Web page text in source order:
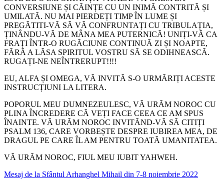
CONVERSIUNE ȘI CĂINȚE CU UN INIMĂ CONTRITĂ ȘI
UMILATĂ. NU MAI PIERDEȚI TIMP ÎN LUME ȘI
PREGĂTITI-VĂ SĂ VĂ CONFRUNTAȚI CU TRIBULAȚIA,
ȚINÂNDU-VĂ DE MÂNA MEA PUTERNICĂ! UNIȚI-VĂ CA
FRAȚI ÎNTR-O RUGĂCIUNE CONTINUĂ ZI ȘI NOAPTE,
FĂRĂ A LĂSA SPIRITUL VOSTRU SĂ SE ODIHNEASCĂ.
RUGAȚI-NE NEÎNTRERUPT!!!!
EU, ALFA ȘI OMEGA, VĂ INVITĂ S-O URMĂRIȚI ACESTE
INSTRUCȚIUNI LA LITERA.
POPORUL MEU DUMNEZEULESC, VĂ URĂM NOROC CU
PLINA ÎNCREDERE CĂ VEȚI FACE CEEA CE AM SPUS
ÎNAINTE. VĂ URĂM NOROC INVITĂND-VĂ SĂ CITIȚI
PSALM 136, CARE VORBEȘTE DESPRE IUBIREA MEA, DE
DRAGUL PE CARE ÎL AM PENTRU TOATĂ UMANITATEA.
VĂ URĂM NOROC, FIUL MEU IUBIT YAHWEH.
Mesaj de la Sfântul Arhanghel Mihail din 7-8 noiembrie 2022